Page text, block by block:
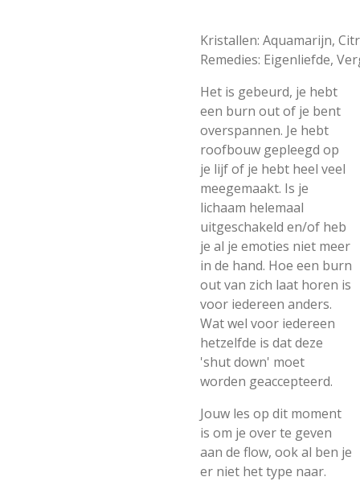
Kristallen: Aquamarijn,
Remedies: Eigenliefde,
Het is gebeurd, je hebt
een burn out of je bent
overspannen. Je hebt
roofbouw gepleegd op
je lijf of je hebt heel veel
meegemaakt. Is je
lichaam helemaal
uitgeschakeld en/of heb
je al je emoties niet meer
in de hand. Hoe een burn
out van zich laat horen is
voor iedereen anders.
Wat wel voor iedereen
hetzelfde is dat deze
'shut down' moet
worden geaccepteerd.
Jouw les op dit moment
is om je over te geven
aan de flow, ook al ben je
er niet het type naar.